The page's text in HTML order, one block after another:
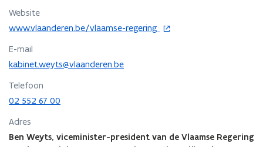
Website
www.vlaanderen.be/vlaamse-regering
o
e
n
n
i
e
E-mail
kabinet.weyts@vlaanderen.be
Telefoon
02 552 67 00
Adres
Ben Weyts, viceminister-president van de Vlaamse Regering